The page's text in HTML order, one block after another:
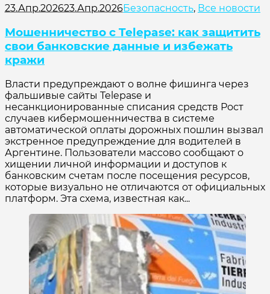
23.Апр.202623.Апр.2026Безопасность, Все новости
Мошенничество с Telepase: как защитить
свои банковские данные и избежать
кражи
Власти предупреждают о волне фишинга через
фальшивые сайты Telepase и
несанкционированные списания средств Рост
случаев кибермошенничества в системе
автоматической оплаты дорожных пошлин вызвал
экстренное предупреждение для водителей в
Аргентине. Пользователи массово сообщают о
хищении личной информации и доступов к
банковским счетам после посещения ресурсов,
которые визуально не отличаются от официальных
платформ. Эта схема, известная как...